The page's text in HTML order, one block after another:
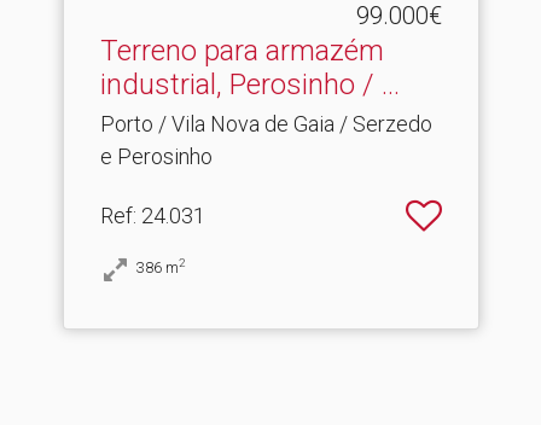
99.000€
Terreno para armazém
industrial, Perosinho / .​..
Porto / Vila Nova de Gaia / Serzedo
e Perosinho
Ref: 24.031
386 m2